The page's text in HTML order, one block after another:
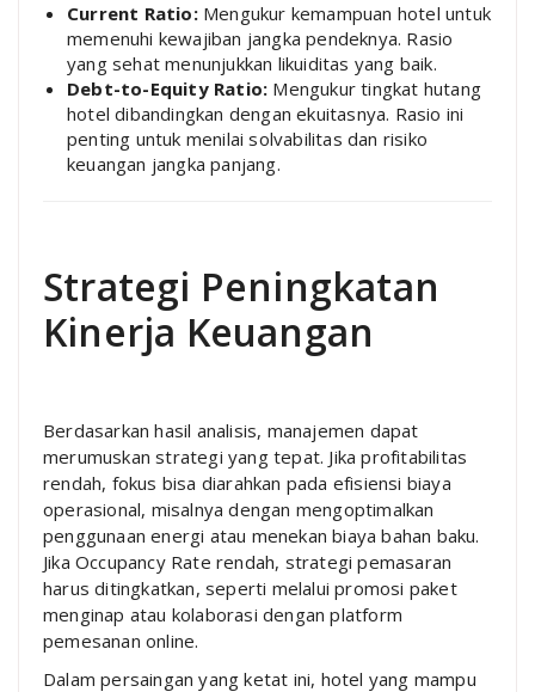
Current Ratio:Mengukur kemampuan hotel untuk
memenuhi kewajiban jangka pendeknya. Rasio
yang sehat menunjukkan likuiditas yang baik.
Debt-to-Equity Ratio: Mengukur tingkat hutang
hotel dibandingkan dengan ekuitasnya. Rasio ini
penting untuk menilai solvabilitas dan risiko
keuangan jangka panjang.
Strategi Peningkatan
Kinerja Keuangan
Berdasarkan hasil analisis, manajemen dapat
merumuskan strategi yang tepat. Jika profitabilitas
rendah, fokus bisa diarahkan pada efisiensi biaya
operasional, misalnya dengan mengoptimalkan
penggunaan energi atau menekan biaya bahan baku.
Jika Occupancy Rate rendah, strategi pemasaran
harus ditingkatkan, seperti melalui promosi paket
menginap atau kolaborasi dengan platform
pemesanan online.
Dalam persaingan yang ketat ini, hotel yang mampu